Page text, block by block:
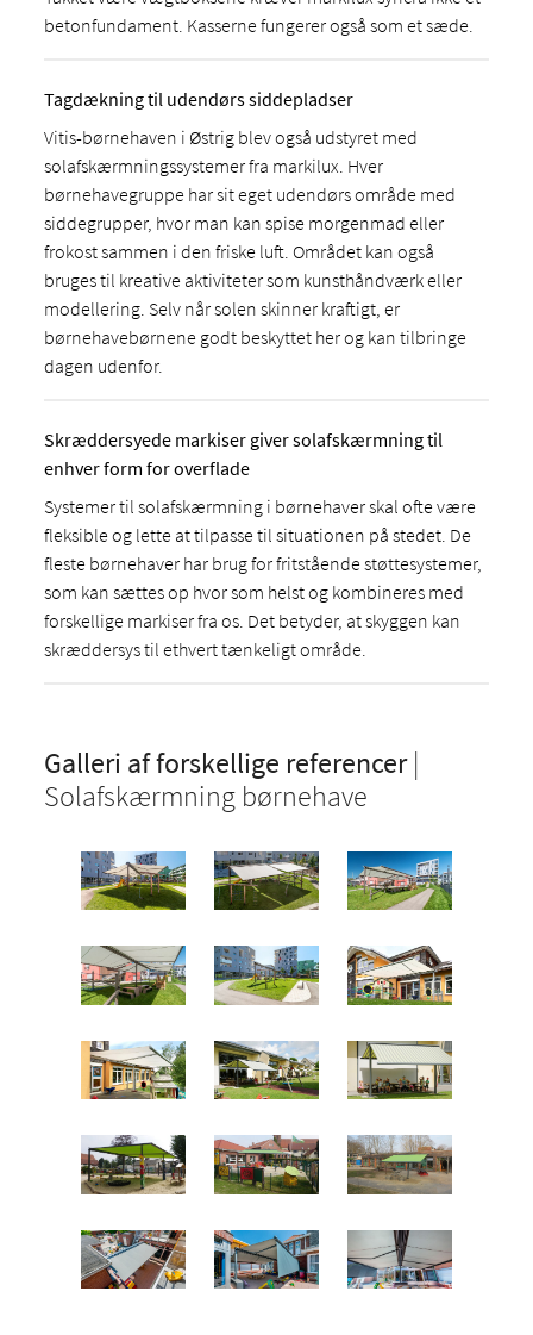
betonfundament. Kasserne fungerer også som et sæde.
Tagdækning til udendørs siddepladser
Vitis-børnehaven i Østrig blev også udstyret med
solafskærmningssystemer fra markilux. Hver
børnehavegruppe har sit eget udendørs område med
siddegrupper, hvor man kan spise morgenmad eller
frokost sammen i den friske luft. Området kan også
bruges til kreative aktiviteter som kunsthåndværk eller
modellering. Selv når solen skinner kraftigt, er
børnehavebørnene godt beskyttet her og kan tilbringe
dagen udenfor.
Skræddersyede markiser giver solafskærmning til
enhver form for overflade
Systemer til solafskærmning i børnehaver skal ofte være
fleksible og lette at tilpasse til situationen på stedet. De
fleste børnehaver har brug for fritstående støttesystemer,
som kan sættes op hvor som helst og kombineres med
forskellige markiser fra os. Det betyder, at skyggen kan
skræddersys til ethvert tænkeligt område.
Galleri af forskellige referencer|
Solafskærmning børnehave